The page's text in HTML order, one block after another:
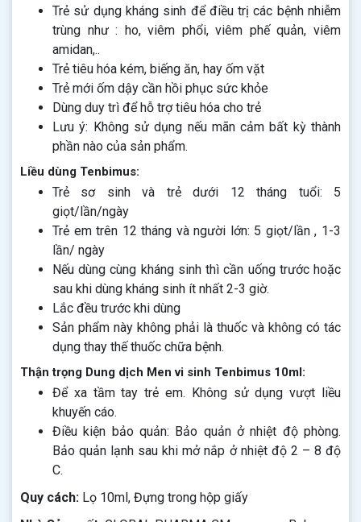
Trẻ sử dụng kháng sinh để điều trị các bệnh nhiễm
trùng như : ho, viêm phổi, viêm phế quản, viêm
amidan,..
Trẻ tiêu hóa kém, biếng ăn, hay ốm vặt
Trẻ mới ốm dậy cần hồi phục sức khỏe
Dùng duy trì để hỗ trợ tiêu hóa cho trẻ
Lưu ý: Không sử dụng nếu mãn cảm bất kỳ thành
phần nào của sản phẩm.
Liều dùng Tenbimus:
Trẻ sơ sinh và trẻ dưới 12 tháng tuổi: 5
giọt/lần/ngày
Trẻ em trên 12 tháng và người lớn: 5 giọt/lần , 1-3
lần/ ngày
Nếu dùng cùng kháng sinh thì cần uống trước hoặc
sau khi dùng kháng sinh ít nhất 2-3 giờ.
Lắc đều trước khi dùng
Sản phẩm này không phải là thuốc và không có tác
dụng thay thế thuốc chữa bệnh.
Thận trọng Dung dịch Men vi sinh Tenbimus 10ml:
Để xa tầm tay trẻ em. Không sử dụng vượt liều
khuyến cáo.
Điều kiện bảo quản: Bảo quản ở nhiệt độ phòng.
Bảo quản lạnh sau khi mở nắp ở nhiệt độ 2 – 8 độ
C.
Quy cách: Lọ 10ml, Đựng trong hộp giấy